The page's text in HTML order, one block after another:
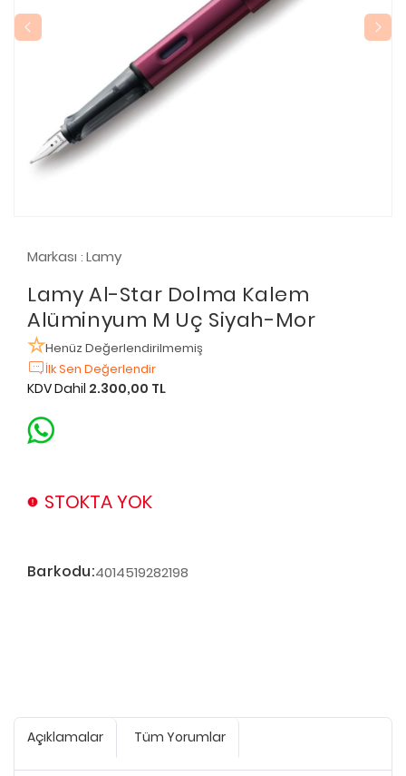
Markası : Lamy
Lamy Al-Star Dolma Kalem
Alüminyum M Uç Siyah-Mor
Henüz Değerlendirilmemiş
İlk Sen Değerlendir
KDV Dahil 2.300,00 TL
STOKTA YOK
Barkodu:4014519282198
Açıklamalar Tüm Yorumlar